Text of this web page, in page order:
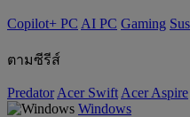
Copilot+ PC AI PC Gaming
ตามซีรีส์
Predator Acer Swift Acer Aspire
Windows